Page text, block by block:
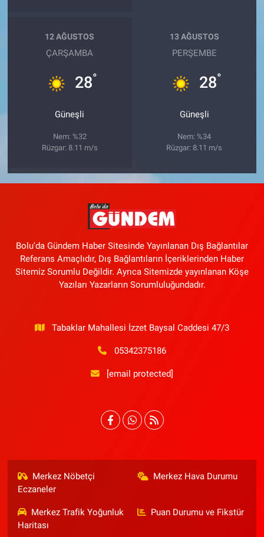
12 AĞUSTOS
ÇARŞAMBA
28°
Güneşli
Nem: %32
Rüzgar: 8.11 m/s
13 AĞUSTOS
PERŞEMBE
28°
Güneşli
Nem: %34
Rüzgar: 8.11 m/s
Bolu'da Gündem Haber Sitesinde Yayınlanan Dış Bağlantılar
Referans Amaçlıdır, Dış Bağlantıların İçeriklerinden Haber
Sitemiz Sorumlu Değildir. Ayrıca Sitemizde yayınlanan Köşe
Yazıları Yazarların Sorumluluğundadır.
Tabaklar Mahallesi İzzet Baysal Caddesi 47/3
05342375186
[email protected]
Merkez Nöbetçi
Eczaneler
Merkez Hava Durumu
Merkez Trafik Yoğunluk
Haritası
Puan Durumu ve Fikstür